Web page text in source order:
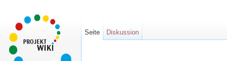
Seite Diskussion